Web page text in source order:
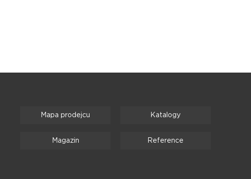
Mapa prodejcu Katalogy
Magazin Reference